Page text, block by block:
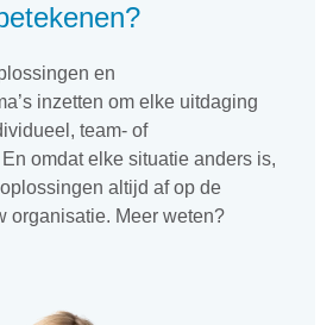
en
inzetten om elke uitdaging
team- of
omdat elke situatie anders is,
altijd af op de
organisatie. Meer weten?